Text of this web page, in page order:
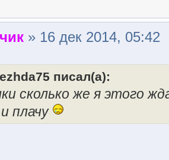
» 16 дек 2014, 05:42
писал(а):
сколько же я этого
плачу